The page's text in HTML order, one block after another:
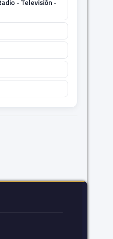
- Televisión -